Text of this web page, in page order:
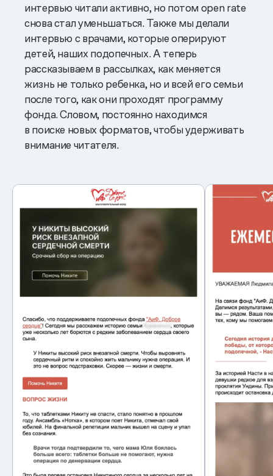
интервью читали активно, но потом open rate
снова стал уменьшаться. Также мы делали
интервью с врачами, которые оперируют
детей, наших подопечных. А теперь
рассказываем в рассылках, как меняется
жизнь не только ребенка, но и всей его семьи
после того, как они проходят программу
фонда. Словом, постоянно находимся
в поиске новых форматов, чтобы удерживать
внимание читателя.